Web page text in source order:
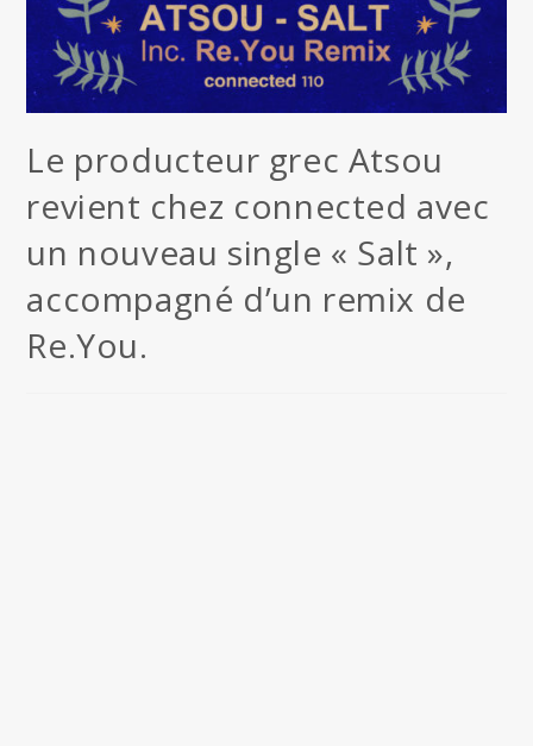
Le producteur grec Atsou
revient chez connected avec
un nouveau single « Salt »,
accompagné d’un remix de
Re.You.